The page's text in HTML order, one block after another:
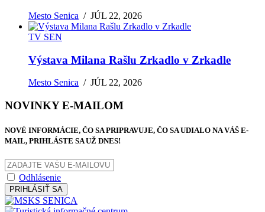
Mesto Senica /JÚL 22, 2026
TV SEN
Výstava Milana Rašlu Zrkadlo v Zrkadle
Mesto Senica /JÚL 22, 2026
NOVINKY E-MAILOM
NOVÉ INFORMÁCIE, ČO SA PRIPRAVUJE, ČO SA UDIALO NA VÁŠ E-
MAIL, PRIHLÁSTE SA UŽ DNES!
Odhlásenie
PRIHLÁSIŤ SA